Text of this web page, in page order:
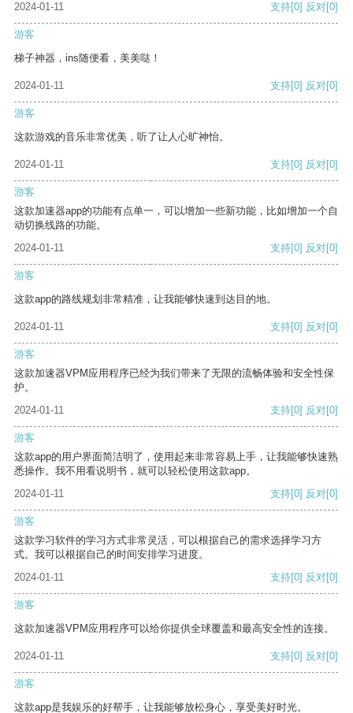
2024-01-11 支持[0] 反对[0]
游客
梯子神器，ins随便看，美美哒！
2024-01-11 支持[0] 反对[0]
游客
这款游戏的音乐非常优美，听了让人心旷神怡。
2024-01-11 支持[0] 反对[0]
游客
这款加速器app的功能有点单一，可以增加一些新功能，比如增加一个自
动切换线路的功能。
2024-01-11
支持[0] 反对[0]
游客
这款app的路线规划非常精准，让我能够快速到达目的地。
2024-01-11 支持[0] 反对[0]
游客
这款加速器VPM应用程序已经为我们带来了无限的流畅体验和安全性保
护。
2024-01-11
支持[0] 反对[0]
游客
这款app的用户界面简洁明了，使用起来非常容易上手，让我能够快速熟
悉操作。我不用看说明书，就可以轻松使用这款app。
2024-01-11
支持[0] 反对[0]
游客
这款学习软件的学习方式非常灵活，可以根据自己的需求选择学习方
式。我可以根据自己的时间安排学习进度。
2024-01-11
支持[0] 反对[0]
游客
这款加速器VPM应用程序可以给你提供全球覆盖和最高安全性的连接。
2024-01-11 支持[0] 反对[0]
游客
这款app是我娱乐的好帮手，让我能够放松身心，享受美好时光。